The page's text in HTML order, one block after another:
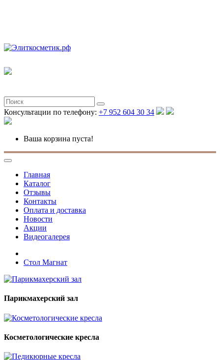
Консультации по телефону: +7 952 604 30 34
Ваша корзина пуста!
Главная
Каталог
Отзывы
Контакты
Оплата и доставка
Новости
Акции
Видеогалерея
Стол Магнат
Парикмахерский зал
Косметологические кресла